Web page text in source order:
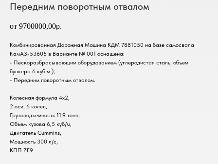
Передним поворотным отвалом
от 9700000,00р.
Комбинированная Дорожная Машина КДМ 7881050 на базе самосвала
КамАЗ-53605 в Варианте № 001 оснащена:
- Пескоразбрасывающим оборудованием (углеродистая сталь, объем
бункера 6 куб.м.);
- Передним поворотным отвалом.
Колесная формула 4х2,
2 оси, 6 колес,
Грузоподъемность 11,9 тонн,
Объем кузова 6,5 куб/м,
Двигатель Cummins,
Мощность 300 л/с,
КПП ZF9